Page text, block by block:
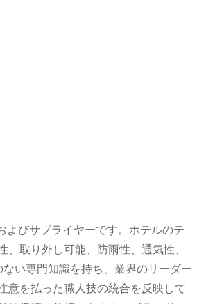
よびサプライヤーです。ホテルのテ
取り外し可能、防雨性、通気性、
い専門知識を持ち、業界のリーダー
意を払った職人技の統合を反映して